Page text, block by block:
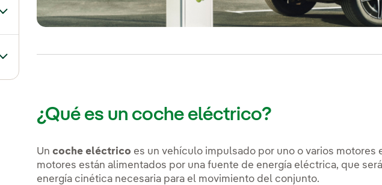
Alternar el submenú para Nuestro sector
Alternar el submenú para Modelo de innovación
¿Qué es un coche eléctrico?
Uncoche eléctrico es un vehículo impulsado por uno o varios motores
motores están alimentados por una fuente de energía eléctrica, que
energía cinética necesaria para el movimiento del conjunto.